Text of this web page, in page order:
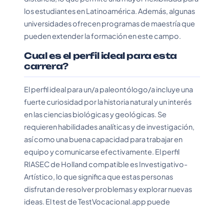
los estudiantes en Latinoamérica. Además, algunas
universidades ofrecen programas de maestría que
pueden extender la formación en este campo.
Cual es el perfil ideal para esta
carrera?
El perfil ideal para un/a paleontólogo/a incluye una
fuerte curiosidad por la historia natural y un interés
en las ciencias biológicas y geológicas. Se
requieren habilidades analíticas y de investigación,
así como una buena capacidad para trabajar en
equipo y comunicarse efectivamente. El perfil
RIASEC de Holland compatible es Investigativo-
Artístico, lo que significa que estas personas
disfrutan de resolver problemas y explorar nuevas
ideas. El test de TestVocacional.app puede